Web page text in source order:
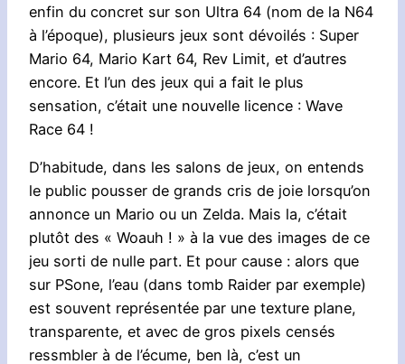
enfin du concret sur son Ultra 64 (nom de la N64
à l’époque), plusieurs jeux sont dévoilés : Super
Mario 64, Mario Kart 64, Rev Limit, et d’autres
encore. Et l’un des jeux qui a fait le plus
sensation, c’était une nouvelle licence : Wave
Race 64 !
D’habitude, dans les salons de jeux, on entends
le public pousser de grands cris de joie lorsqu’on
annonce un Mario ou un Zelda. Mais la, c’était
plutôt des « Woauh ! » à la vue des images de ce
jeu sorti de nulle part. Et pour cause : alors que
sur PSone, l’eau (dans tomb Raider par exemple)
est souvent représentée par une texture plane,
transparente, et avec de gros pixels censés
ressmbler à de l’écume, ben là, c’est un